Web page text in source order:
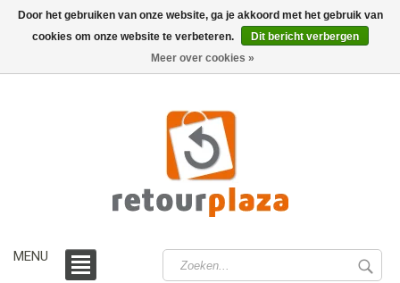
MENU
Door het gebruiken van onze website, ga je akkoord met het gebruik van
cookies om onze website te verbeteren.
Dit bericht verbergen
Meer over cookies »